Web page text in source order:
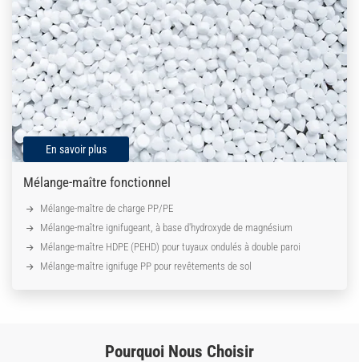
En savoir plus
Mélange-maître fonctionnel
Mélange-maître de charge PP/PE
Mélange-maître ignifugeant, à base d'hydroxyde de magnésium
Mélange-maître HDPE (PEHD) pour tuyaux ondulés à double paroi
Mélange-maître ignifuge PP pour revêtements de sol
Pourquoi Nous Choisir